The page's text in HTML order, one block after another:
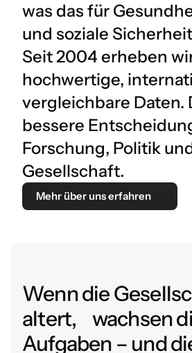
was das für
und soziale
Seit 2004 erheben
hochwertige,
vergleichbare Daten.
bessere
Forschung, Politik
Gesellschaft.
Mehr über uns erfahren
Wenn die
altert, wachsen
Aufgaben – und